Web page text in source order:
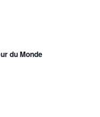
du Monde